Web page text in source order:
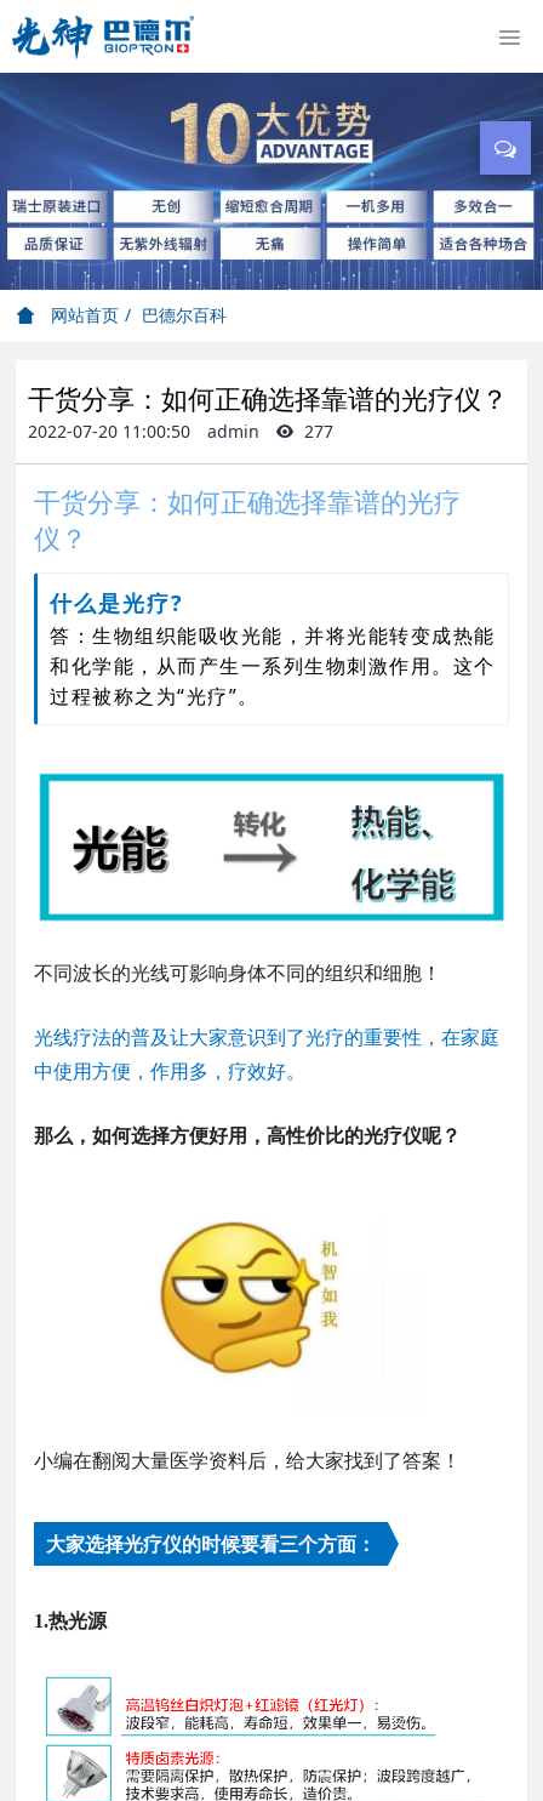
网站首页 巴德尔百科
干货分享：如何正确选择靠谱的光疗仪？
2022-07-20 11:00:50 admin 277
干货分享：如何正确选择靠谱的光疗
仪？
什么是光疗?
答：生物组织能吸收光能，并将光能转变成热能
和化学能，从而产生一系列生物刺激作用。这个
过程被称之为“光疗”。
不同波长的光线可影响身体不同的组织和细胞！
光线疗法的普及让大家意识到了光疗的重要性，在家庭
中使用方便，作用多，疗效好。
那么，如何选择方便好用，高性价比的光疗仪呢？
小编在翻阅大量医学资料后，给大家找到了答案！
大家选择光疗仪的时候要看三个方面：
1.热光源